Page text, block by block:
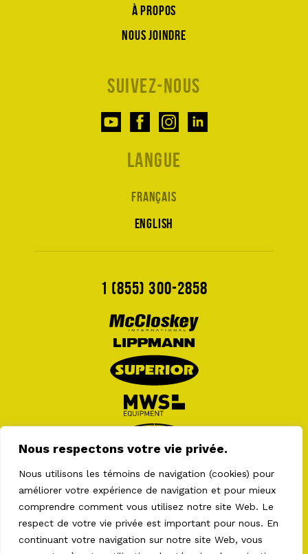
Nous respectons votre vie privée.
Nous utilisons les témoins de navigation (cookies) pour
améliorer votre expérience de navigation et pour mieux
comprendre comment vous utilisez notre site Web. Le
respect de votre vie privée est important pour nous. En
continuant votre navigation sur notre site Web, vous
À propos
Nous joindre
Suivez-nous
Langue
Français
English
1 (855) 300-2858